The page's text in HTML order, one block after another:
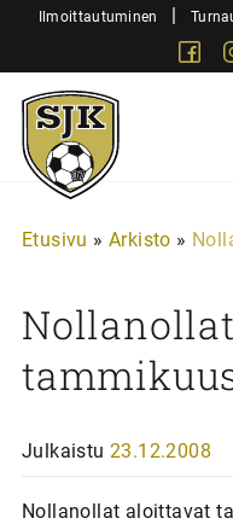
SiirryIlmoittautuminen |
Sjk-
Juniorit
Etusivu » Arkisto »
Julkaistu 23.12.2008
Nollanollat aloittavat